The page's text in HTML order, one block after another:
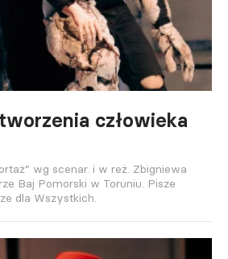
człowieka
wg scenar. i w reż. Zbigniewa
Baj Pomorski w Toruniu. Pisze
dla Wszystkich.